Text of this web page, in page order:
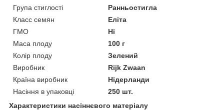
Група стиглості
Ранньостигла
Класс семян
Еліта
ГМО
Ні
Маса плоду
100 г
Колір плоду
Зелений
Виробник
Rijk Zwaan
Країна виробник
Нідерланди
Насіння в упаковці
250 шт.
Характеристики насіннєвого матеріалу